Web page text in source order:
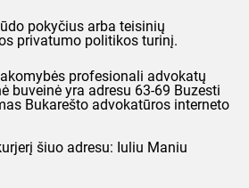
pokyčius arba teisinių
privatumo politikos turinį.
profesionali advokatų
buveinė yra adresu 63-69 Buzesti
Bukarešto advokatūros interneto
šiuo adresu: Iuliu Maniu